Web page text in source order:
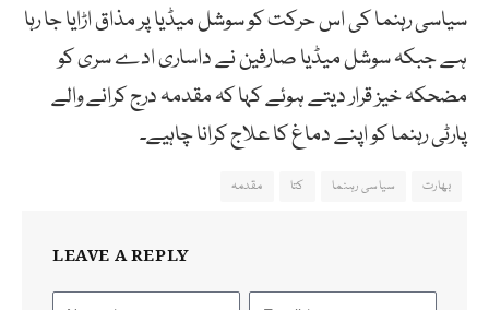
سیاسی رہنما کی اس حرکت کو سوشل میڈیا پر مذاق اڑایا جا رہا
ہے جبکہ سوشل میڈیا صارفین نے داساری ادے سری کو
مضحکہ خیز قرار دیتے ہوئے کہا کہ مقدمہ درج کرانے والے
پارٹی رہنما کو اپنے دماغ کا علاج کرانا چاہیے۔
بھارت سیاسی رہنما کتا مقدمہ
LEAVE A REPLY